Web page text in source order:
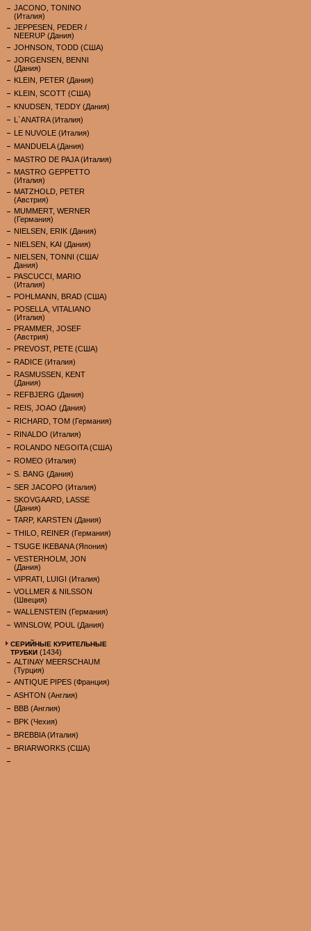
JACONO, TONINO
(Италия)
JEPPESEN, PEDER /
NEERUP (Дания)
JOHNSON, TODD (США)
JORGENSEN, BENNI
(Дания)
KLEIN, PETER (Дания)
KLEIN, SCOTT (США)
KNUDSEN, TEDDY (Дания)
L`ANATRA (Италия)
LE NUVOLE (Италия)
MANDUELA (Дания)
MASTRO DE PAJA (Италия)
MASTRO GEPPETTO
(Италия)
MATZHOLD, PETER
(Австрия)
MUMMERT, WERNER
(Германия)
NIELSEN, ERIK (Дания)
NIELSEN, KAI (Дания)
NIELSEN, TONNI (США/
Дания)
PASCUCCI, MARIO
(Италия)
POHLMANN, BRAD (США)
POSELLA, VITALIANO
(Италия)
PRAMMER, JOSEF
(Австрия)
PREVOST, PETE (США)
RADICE (Италия)
RASMUSSEN, KENT
(Дания)
REFBJERG (Дания)
REIS, JOAO (Дания)
RICHARD, TOM (Германия)
RINALDO (Италия)
ROLANDO NEGOITA (США)
ROMEO (Италия)
S. BANG (Дания)
SER JACOPO (Италия)
SKOVGAARD, LASSE
(Дания)
TARP, KARSTEN (Дания)
THILO, REINER (Германия)
TSUGE IKEBANA (Япония)
VESTERHOLM, JON
(Дания)
VIPRATI, LUIGI (Италия)
VOLLMER & NILSSON
(Швеция)
WALLENSTEIN (Германия)
WINSLOW, POUL (Дания)
СЕРИЙНЫЕ КУРИТЕЛЬНЫЕ
ТРУБКИ (1434)
ALTINAY MEERSCHAUM
(Турция)
ANTIQUE PIPES (Франция)
ASHTON (Англия)
BBB (Англия)
BPK (Чехия)
BREBBIA (Италия)
BRIARWORKS (США)